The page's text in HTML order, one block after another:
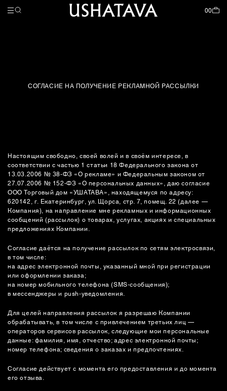
00
НАЗАД ЖЕНСКОЕ ЗАКРЫТЬ
НОВИНКИ
ОДЕЖДА
ОБУВЬ
АКСЕССУАРЫ
УКРАШЕНИЯ
СУМКИ
НАЗАД МУЖСКОЕ ЗАКРЫТЬ
ОДЕЖДА
НАЗАД КОЛЛЕКЦИИ ЗАКРЫТЬ
СОГЛАСИЕ НА ПОЛУЧЕНИЕ РЕКЛАМНОЙ РАССЫЛКИ
Настоящим свободно, своей волей и в своём интересе, в
соответствии с частью 1 статьи 18 Федерального закона от
13.03.2006 № 38-ФЗ «О рекламе» и Федеральным законом от
27.07.2006 № 152-ФЗ «О персональных данных», даю согласие
ООО Торговый дом «УШАТАВА», находящемуся по адресу:
620142, г. Екатеринбург, ул. Щорса, стр. 7, помещ. 22 (далее —
Компания), на направление мне рекламных и информационных
сообщений (рассылок) о товарах, услугах, акциях и специальных
предложениях Компании.
Согласие даётся на получение рассылок по сетям электросвязи,
в том числе:
на адрес электронной почты, указанный мной при регистрации
или оформлении заказа;
на номер мобильного телефона (SMS-сообщения);
в мессенджеры и push-уведомления.
Для целей направления рассылок я разрешаю Компании
обрабатывать, в том числе с привлечением третьих лиц —
операторов сервисов рассылок, следующие мои персональные
данные: фамилия, имя, отчество; адрес электронной почты;
номер телефона; сведения о заказах и предпочтениях.
Согласие действует с момента его предоставления и до момента
его отзыва.